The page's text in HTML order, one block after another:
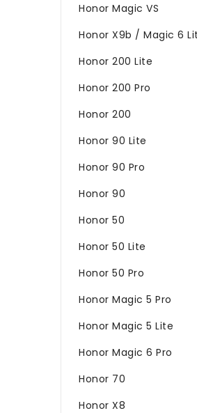
Honor Magic VS
Honor X9b / Magic 6
Honor 200 Lite
Honor 200 Pro
Honor 200
Honor 90 Lite
Honor 90 Pro
Honor 90
Honor 50
Honor 50 Lite
Honor 50 Pro
Honor Magic 5 Pro
Honor Magic 5 Lite
Honor Magic 6 Pro
Honor 70
Honor X8